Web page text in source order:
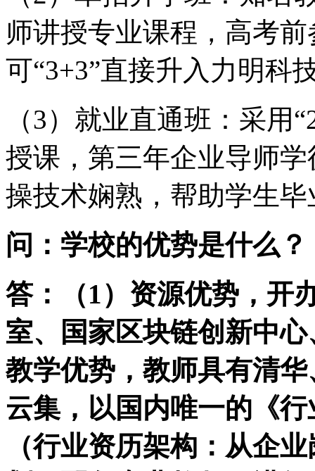
师讲授专业课程，高考
可“3+3”直接升入力明科
（3）就业直通班：采用
授课，第三年企业导师
操技术娴熟，帮助学生
问：学校的优势是什么？
答：（1）资源优势，开
室、国家区块链创新中
教学优势，教师具有清
云集，以国内唯一的《
（行业资历架构：从企